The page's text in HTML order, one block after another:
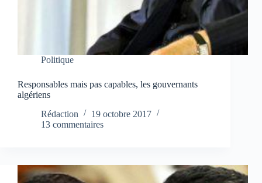
Politique
Responsables mais pas capables, les gouvernants
algériens
Rédaction
19 octobre 2017
13 commentaires